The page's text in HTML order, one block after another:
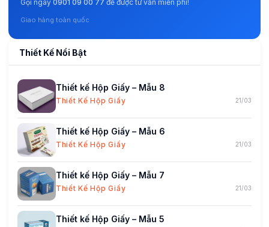
Gọi ngay 0901 09 00 77 để được tư vấn miễn phí!
Giao hàng toàn quốc
Thiết Kế Nổi Bật
Thiết kế Hộp Giấy – Mẫu 8
Thiết Kế Hộp Giấy 21/03
Thiết kế Hộp Giấy – Mẫu 6
Thiết Kế Hộp Giấy 21/03
Thiết kế Hộp Giấy – Mẫu 7
Thiết Kế Hộp Giấy 21/03
Thiết kế Hộp Giấy – Mẫu 5